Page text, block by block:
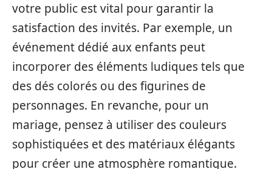
votre public est vital pour garantir la
satisfaction des invités. Par exemple, un
événement dédié aux enfants peut
incorporer des éléments ludiques tels que
des dés colorés ou des figurines de
personnages. En revanche, pour un
mariage, pensez à utiliser des couleurs
sophistiquées et des matériaux élégants
pour créer une atmosphère romantique.